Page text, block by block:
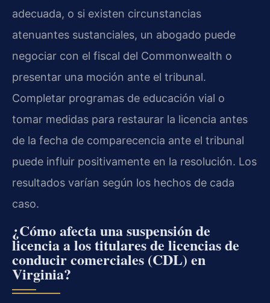
adecuada, o si existen circunstancias
atenuantes sustanciales, un abogado puede
negociar con el fiscal del Commonwealth o
presentar una moción ante el tribunal.
Completar programas de educación vial o
tomar medidas para restaurar la licencia antes
de la fecha de comparecencia ante el tribunal
puede influir positivamente en la resolución. Los
resultados varían según los hechos de cada
caso.
¿Cómo afecta una suspensión de
licencia a los titulares de licencias de
conducir comerciales (CDL) en
Virginia?